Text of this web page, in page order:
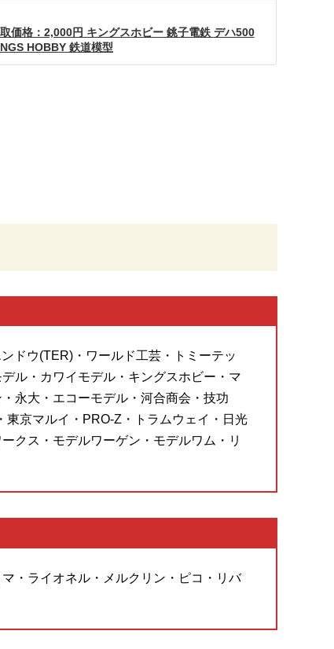
価格：2,000円 キングスホビー 銚子電鉄 デハ500
HOBBY 鉄道模型
ドウ(TER)・ワールド工芸・トミーテッ
ル・カワイモデル・キングスホビー・マ
永大・エコーモデル・河合商会・技功
京マルイ・PRO-Z・トラムウェイ・日光
クス・モデルワーゲン・モデルワム・リ
・ライオネル・メルクリン・ピコ・リバ